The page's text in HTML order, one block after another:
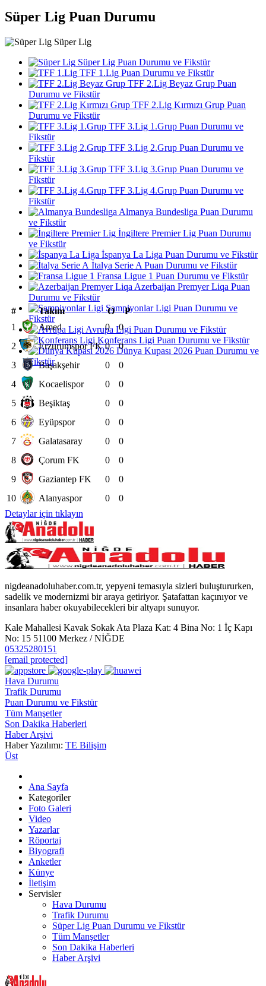
Süper Lig Puan Durumu
Süper Lig
Süper Lig Puan Durumu ve Fikstür
TFF 1.Lig Puan Durumu ve Fikstür
TFF 2.Lig Beyaz Grup Puan
Durumu ve Fikstür
TFF 2.Lig Kırmızı Grup Puan
Durumu ve Fikstür
TFF 3.Lig 1.Grup Puan Durumu ve
Fikstür
TFF 3.Lig 2.Grup Puan Durumu ve
Fikstür
TFF 3.Lig 3.Grup Puan Durumu ve
Fikstür
TFF 3.Lig 4.Grup Puan Durumu ve
Fikstür
Almanya Bundesliga Puan Durumu
ve Fikstür
İngiltere Premier Lig Puan Durumu
ve Fikstür
İspanya La Liga Puan Durumu ve Fikstür
İtalya Serie A Puan Durumu ve Fikstür
Fransa Ligue 1 Puan Durumu ve Fikstür
Azerbaijan Premyer Liqa Puan
Durumu ve Fikstür
Şampiyonlar Ligi Puan Durumu ve
Fikstür
Avrupa Ligi Puan Durumu ve Fikstür
Konferans Ligi Puan Durumu ve Fikstür
Dünya Kupası 2026 Puan Durumu ve
Fikstür
# Takım O
P
1
Amed 0
0
2
Erzurumspor FK 0
0
3
Başakşehir 0
0
4
Kocaelispor 0
0
5
Beşiktaş 0
0
6
Eyüpspor 0
0
7
Galatasaray 0
0
8
Çorum FK 0
0
9
Gaziantep FK 0
0
10
Alanyaspor 0
0
Detaylar için tıklayın
nigdeanadoluhaber.com.tr, yepyeni temasıyla sizleri buluştururken,
sadelik ve modernizmi bir araya getiriyor. Şatafattan kaçınıyor ve
insanlara haber okuyabilecekleri bir altyapı sunuyor.
Kale Mahallesi Kavak Sokak Ata Plaza Kat: 4 Bina No: 1 İç Kapı
No: 15 51100 Merkez / NİĞDE
05325280151
[email protected]
Hava Durumu
Trafik Durumu
Puan Durumu ve Fikstür
Tüm Manşetler
Son Dakika Haberleri
Haber Arşivi
Haber Yazılımı: TE Bilişim
Üst
Ana Sayfa
Kategoriler
Foto Galeri
Video
Yazarlar
Röportaj
Biyografi
Anketler
Künye
İletişim
Servisler
Hava Durumu
Trafik Durumu
Süper Lig Puan Durumu ve Fikstür
Tüm Manşetler
Son Dakika Haberleri
Haber Arşivi